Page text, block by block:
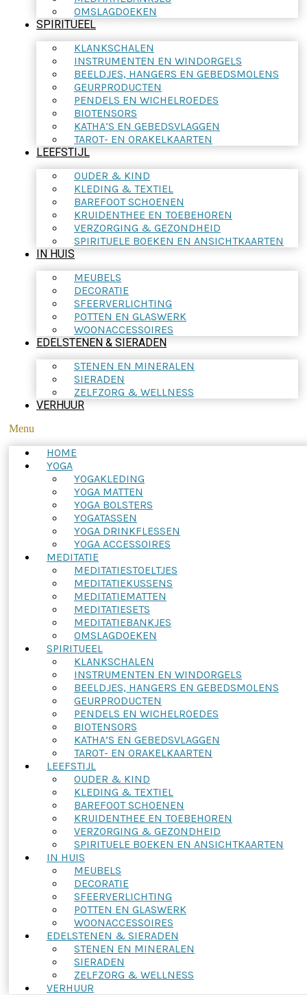
OMSLAGDOEKEN
SPIRITUEEL
KLANKSCHALEN
INSTRUMENTEN EN WINDORGELS
BEELDJES, HANGERS EN GEBEDSMOLENS
GEURPRODUCTEN
PENDELS EN WICHELROEDES
BIOTENSORS
KATHA’S EN GEBEDSVLAGGEN
TAROT- EN ORAKELKAARTEN
LEEFSTIJL
OUDER & KIND
KLEDING & TEXTIEL
BAREFOOT SCHOENEN
KRUIDENTHEE EN TOEBEHOREN
VERZORGING & GEZONDHEID
SPIRITUELE BOEKEN EN ANSICHTKAARTEN
IN HUIS
MEUBELS
DECORATIE
SFEERVERLICHTING
POTTEN EN GLASWERK
WOONACCESSOIRES
EDELSTENEN & SIERADEN
STENEN EN MINERALEN
SIERADEN
ZELFZORG & WELLNESS
VERHUUR
Menu
HOME
YOGA
YOGAKLEDING
YOGA MATTEN
YOGA BOLSTERS
YOGATASSEN
YOGA DRINKFLESSEN
YOGA ACCESSOIRES
MEDITATIE
MEDITATIESTOELTJES
MEDITATIEKUSSENS
MEDITATIEMATTEN
MEDITATIESETS
MEDITATIEBANKJES
OMSLAGDOEKEN
SPIRITUEEL
KLANKSCHALEN
INSTRUMENTEN EN WINDORGELS
BEELDJES, HANGERS EN GEBEDSMOLENS
GEURPRODUCTEN
PENDELS EN WICHELROEDES
BIOTENSORS
KATHA’S EN GEBEDSVLAGGEN
TAROT- EN ORAKELKAARTEN
LEEFSTIJL
OUDER & KIND
KLEDING & TEXTIEL
BAREFOOT SCHOENEN
KRUIDENTHEE EN TOEBEHOREN
VERZORGING & GEZONDHEID
SPIRITUELE BOEKEN EN ANSICHTKAARTEN
IN HUIS
MEUBELS
DECORATIE
SFEERVERLICHTING
POTTEN EN GLASWERK
WOONACCESSOIRES
EDELSTENEN & SIERADEN
STENEN EN MINERALEN
SIERADEN
ZELFZORG & WELLNESS
VERHUUR